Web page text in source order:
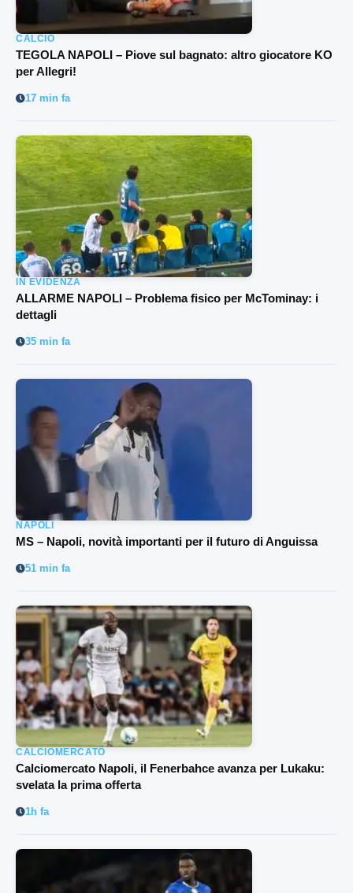
CALCIO
TEGOLA NAPOLI – Piove sul bagnato: altro giocatore KO
per Allegri!
17 min fa
IN EVIDENZA
ALLARME NAPOLI – Problema fisico per McTominay: i
dettagli
35 min fa
NAPOLI
MS – Napoli, novità importanti per il futuro di Anguissa
51 min fa
CALCIOMERCATO
Calciomercato Napoli, il Fenerbahce avanza per Lukaku:
svelata la prima offerta
1h fa